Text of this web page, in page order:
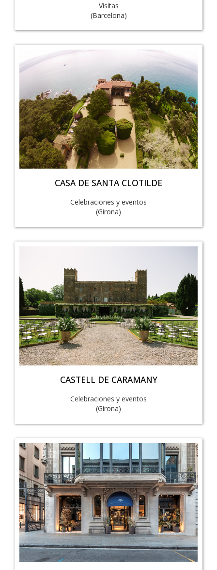
Visitas
(Barcelona)
CASA DE SANTA CLOTILDE
Celebraciones y eventos
(Girona)
CASTELL DE CARAMANY
Celebraciones y eventos
(Girona)